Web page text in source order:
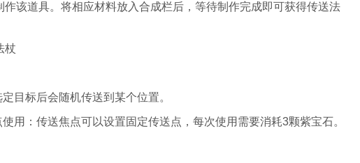
作该道具。将相应材料放入合成栏后，等待制作完成即可获得传送法
杖
目标后会随机传送到某个位置。
用：传送焦点可以设置固定传送点，每次使用需要消耗3颗紫宝石。